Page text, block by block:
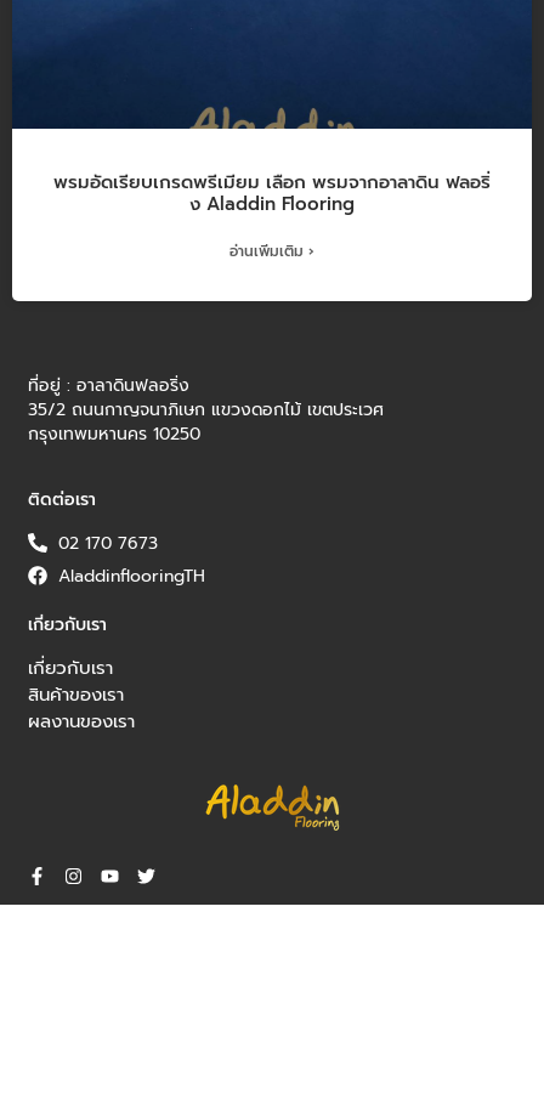
พรมอัดเรียบเกรดพรีเมียม เลือก พรมจากอาลาดิน ฟลอริ่
ง Aladdin Flooring
อ่านเพิ่มเติม ›
เกี่ยวกับเรา
เกี่ยวกับเรา
สินค้าของเรา
ผลงานของเรา
ติดต่อเรา
02 170 7673
AladdinflooringTH
ที่อยู่ : อาลาดินฟลอริ่ง
35/2 ถนนกาญจนาภิเษก แขวงดอกไม้ เขตประเวศ
กรุงเทพมหานคร 10250